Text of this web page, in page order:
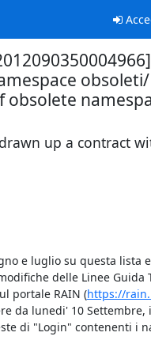
obsolete
up a contract
e luglio su questa lista
delle Linee Guida
portale RAIN (https://
da lunedi' 10 Settembre,
di "Login" contenenti i